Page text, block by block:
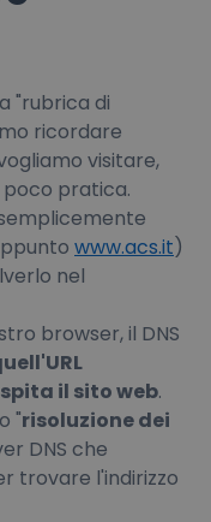
"rubrica di
ricordare
visitare,
pratica.
www.acs.it)
nel
browser, il DNS
il sito web.
"risoluzione dei
DNS che
trovare l'indirizzo